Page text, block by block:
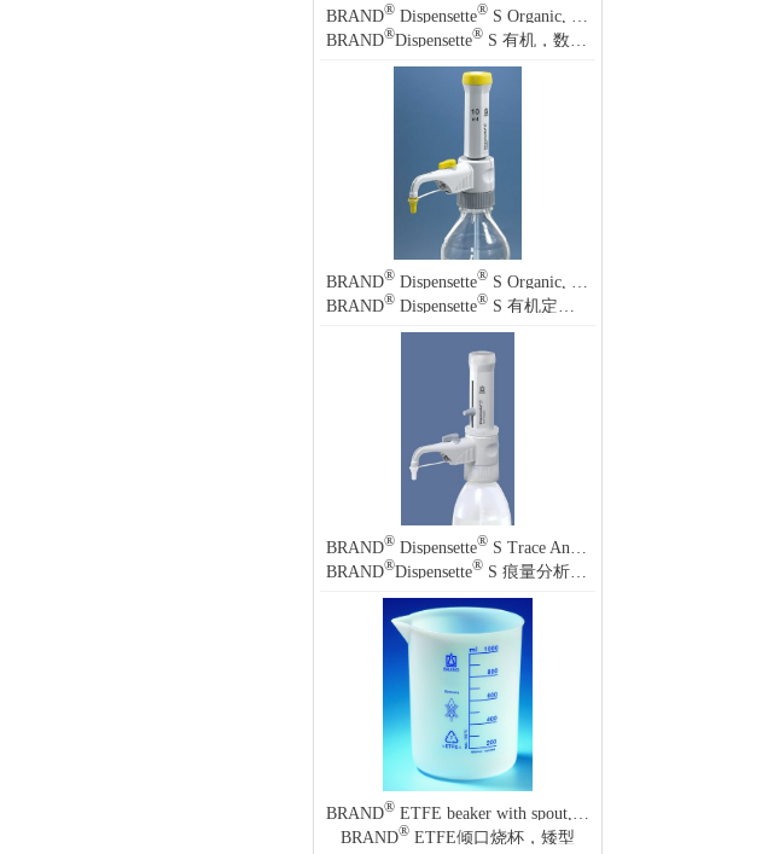
BRAND® Dispensette® S Organic, Digital bottle-top dispenser
BRAND®Dispensette® S 有机，数字式瓶口分液器
BRAND® Dispensette® S Organic, Fixed-volume bottle-top dispenser
BRAND® Dispensette® S 有机定量瓶口分液器
BRAND® Dispensette® S Trace Analysis Analog-adjustable bottle-top dispenser
BRAND®Dispensette® S 痕量分析 模拟可调瓶口分液器
BRAND® ETFE beaker with spout, low form
BRAND® ETFE倾口烧杯，矮型